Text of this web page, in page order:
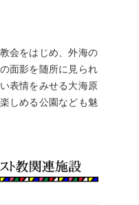
会をはじめ、外海の
面影を随所に見られ
表情をみせる大海原
しめる公園なども魅